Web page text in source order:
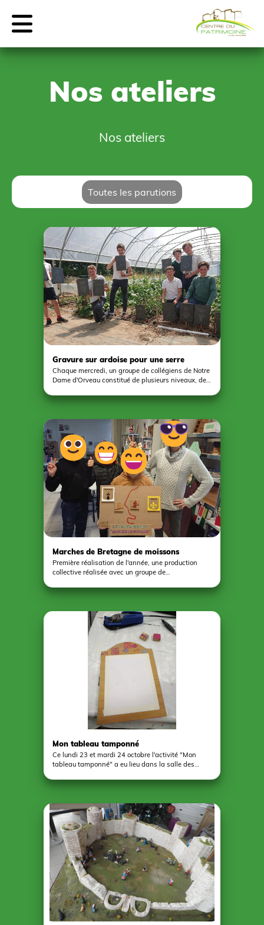
Nos ateliers
Nos ateliers
Toutes les parutions
Gravure sur ardoise pour une serre
Chaque mercredi, un groupe de collégiens de Notre
Dame d'Orveau constitué de plusieurs niveaux, de
gravées mettent en avant la variété avec son nom
courant, son nom latin et la famille dont il est issu.
Chaque ardoise est minutieusement gravée et fixée
sur un support de bois fabriqué par chacun.
Marches de Bretagne de moissons
nouvelles
Première réalisation de l'année, une production
collective réalisée avec un groupe de
nôtre.
Mon tableau tamponné
Ce lundi 23 et mardi 24 octobre l'activité "Mon
tableau tamponné" a eu lieu dans la salle des
en ardoise effaçable. Une nouvelle activité qui a eu
beaucoup de succès.